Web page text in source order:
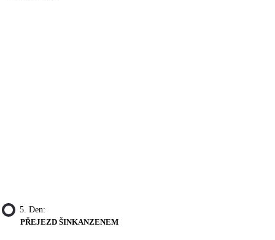
5. Den:
PŘEJEZD ŠINKANZENEM